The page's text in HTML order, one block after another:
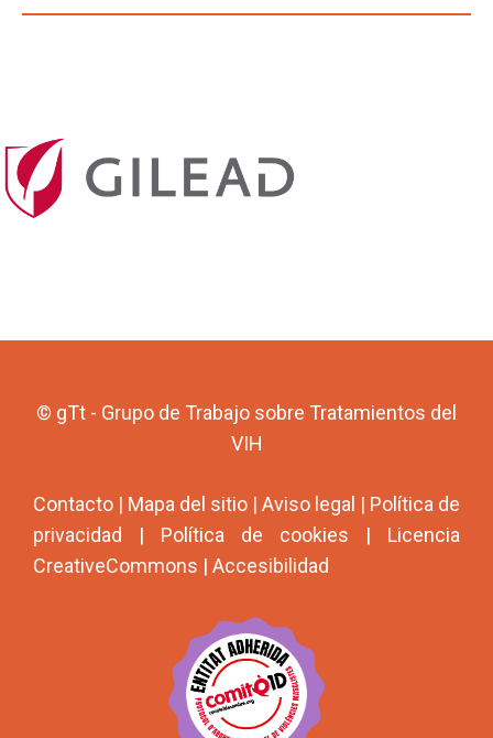
© gTt - Grupo de Trabajo sobre Tratamientos del
VIH
Contacto | Mapa del sitio | Aviso legal | Política de
privacidad | Política de cookies | Licencia
CreativeCommons | Accesibilidad